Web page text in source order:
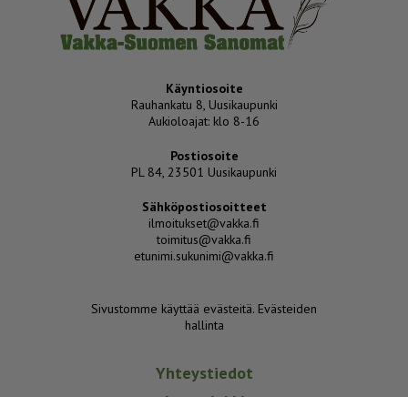
Käyntiosoite
Rauhankatu 8, Uusikaupunki
Aukioloajat: klo 8-16
Postiosoite
PL 84, 23501 Uusikaupunki
Sähköpostiosoitteet
ilmoitukset@vakka.fi
toimitus@vakka.fi
etunimi.sukunimi@vakka.fi
Sivustomme käyttää evästeitä. Evästeiden
hallinta
Yhteystiedot